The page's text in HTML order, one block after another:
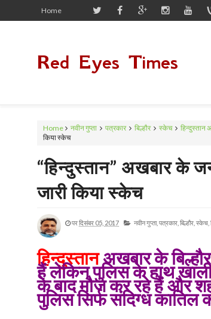
Home
Red Eyes Times
Home नवीन गुप्ता पत्रकार बिल्हौर स्केच हिन्दुस्तान
किया स्केच
“हिन्दुस्तान” अखबार के
जारी किया स्केच
परदिसंबर 05, 2017 नवीन गुप्ता, पत्रकार, बिल्हौर, स्केच,
हिन्दुस्तानअखबार के
हैं लेकिन पुलिस के हाथ
के बाद मौज कर रहे हैं और
पुलिस सिर्फ संदिग्ध कातिल